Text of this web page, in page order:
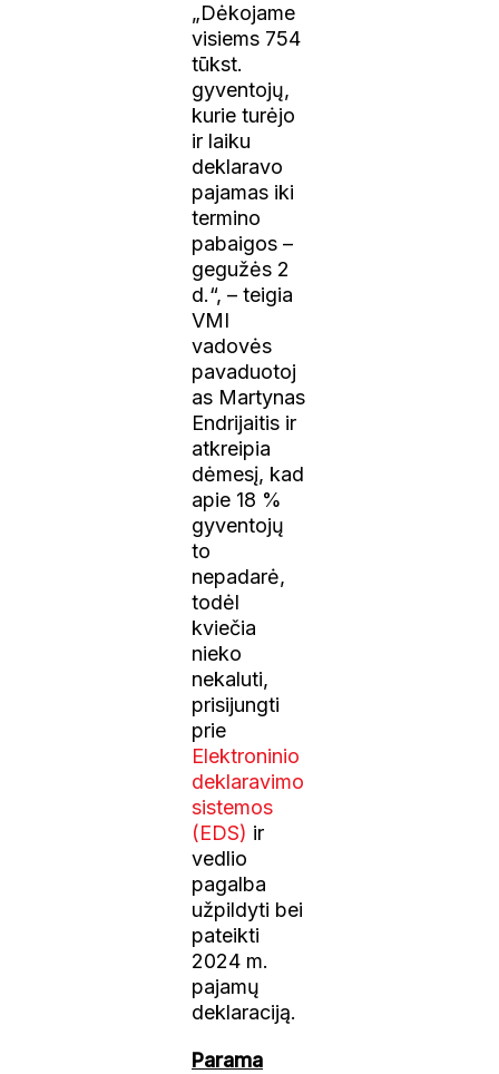
„Dėkojame
visiems 754
tūkst.
gyventojų,
kurie turėjo
ir laiku
deklaravo
pajamas iki
termino
pabaigos –
gegužės 2
d.“, – teigia
VMI
vadovės
pavaduotoj
as Martynas
Endrijaitis ir
atkreipia
dėmesį, kad
apie 18 %
gyventojų
to
nepadarė,
todėl
kviečia
nieko
nekaluti,
prisijungti
prie
Elektroninio
deklaravimo
sistemos
(EDS) ir
vedlio
pagalba
užpildyti bei
pateikti
2024 m.
pajamų
deklaraciją.
Parama